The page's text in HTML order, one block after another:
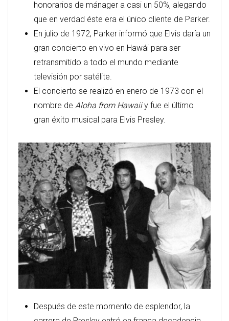
honorarios de mánager a casi un 50%, alegando
que en verdad éste era el único cliente de Parker.
En julio de 1972, Parker informó que Elvis daría un
gran concierto en vivo en Hawái para ser
retransmitido a todo el mundo mediante
televisión por satélite.
El concierto se realizó en enero de 1973 con el
nombre de Aloha from Hawaiiy fue el último
gran éxito musical para Elvis Presley.
Después de este momento de esplendor, la